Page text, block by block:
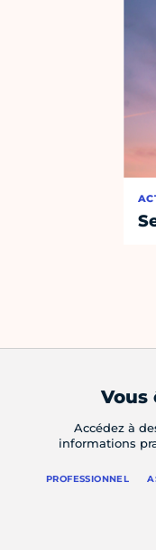
Vous
Accédez à
informations
PROFESSIONNEL